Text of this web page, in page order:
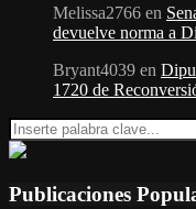
Melissa2766 en
devuelve norma a
Bryant4039 en
1720 de
Search
for:
Publicaciones